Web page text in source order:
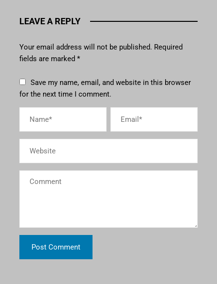
LEAVE A REPLY
Your email address will not be published. Required
fields are marked *
Save my name, email, and website in this browser
for the next time I comment.